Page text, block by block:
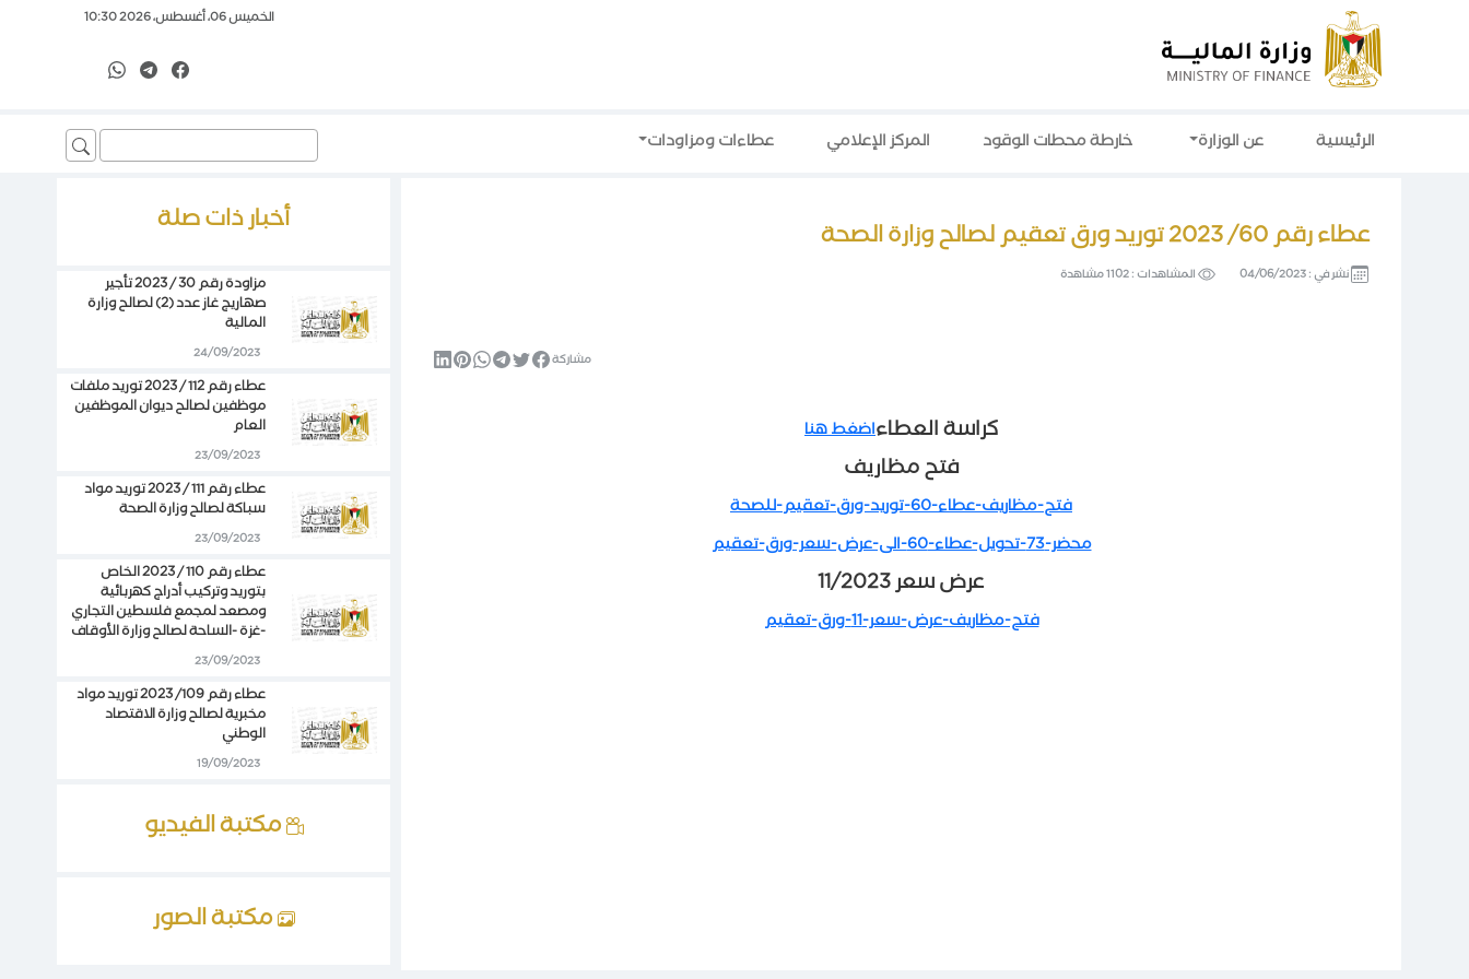
الخميس 06، أغسطس، 2026 10:30
Search
for:
الرئيسية عن الوزارة خارطة محطات الوقود المركز الإعلامي عطاءات ومزاودات
عطاء رقم 60/ 2023 توريد ورق تعقيم لصالح وزارة الصحة
نشر في :04/06/2023 المشاهدات :1102 مشاهدة
مشاركة
كراسة العطاءاضغط هنا
فتح مظاريف
فتح-مظاريف-عطاء-60-توريد-ورق-تعقيم-للصحة
محضر-73-تحويل-عطاء-60-الى-عرض-سعر-ورق-تعقيم
عرض سعر 11/2023
فتح-مظاريف-عرض-سعر-11-ورق-تعقيم
أخبار ذات صلة
مزاودة رقم 30 / 2023 تأجير
صهاريج غاز عدد (2) لصالح وزارة
المالية
24/09/2023
عطاء رقم 112 / 2023 توريد ملفات
موظفين لصالح ديوان الموظفين
العام
23/09/2023
عطاء رقم 111 / 2023 توريد مواد
سباكة لصالح وزارة الصحة
23/09/2023
عطاء رقم 110 / 2023 الخاص
بتوريد وتركيب أدراج كهربائية
ومصعد لمجمع فلسطين التجاري
-غزة -الساحة لصالح وزارة الأوقاف
23/09/2023
عطاء رقم 109/ 2023 توريد مواد
مخبرية لصالح وزارة الاقتصاد
الوطني
19/09/2023
مكتبة الفيديو
مكتبة الصور